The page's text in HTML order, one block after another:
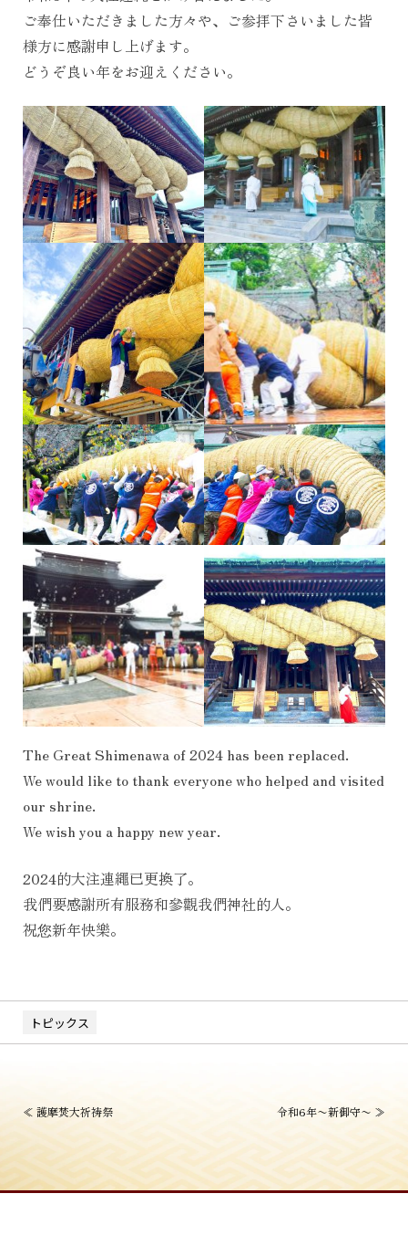
ご奉仕いただきました方々や、ご参拝下さいました皆
様方に感謝申し上げます。
どうぞ良い年をお迎えください。
The Great Shimenawa of 2024 has been replaced.
We would like to thank everyone who helped and visited
our shrine.
We wish you a happy new year.
2024的大注連繩已更換了。
我們要感謝所有服務和參觀我們神社的人。
祝您新年快樂。
トピックス
投
稿
ナ
≪ 護摩焚大祈祷祭 令和6年〜新御守〜 ≫